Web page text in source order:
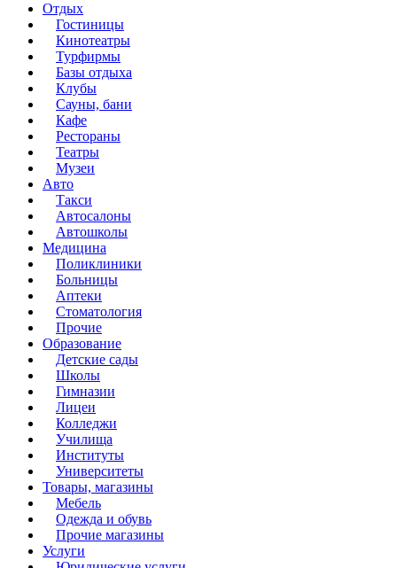
Отдых
Гостиницы
Кинотеатры
Турфирмы
Базы отдыха
Клубы
Сауны, бани
Кафе
Рестораны
Театры
Музеи
Авто
Такси
Автосалоны
Автошколы
Медицина
Поликлиники
Больницы
Аптеки
Стоматология
Прочие
Образование
Детские сады
Школы
Гимназии
Лицеи
Колледжи
Училища
Институты
Университеты
Товары, магазины
Мебель
Одежда и обувь
Прочие магазины
Услуги